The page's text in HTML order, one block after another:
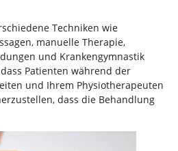
Techniken wie
manuelle Therapie,
und Krankengymnastik
Patienten während der
und Ihrem Physiotherapeuten
dass die Behandlung